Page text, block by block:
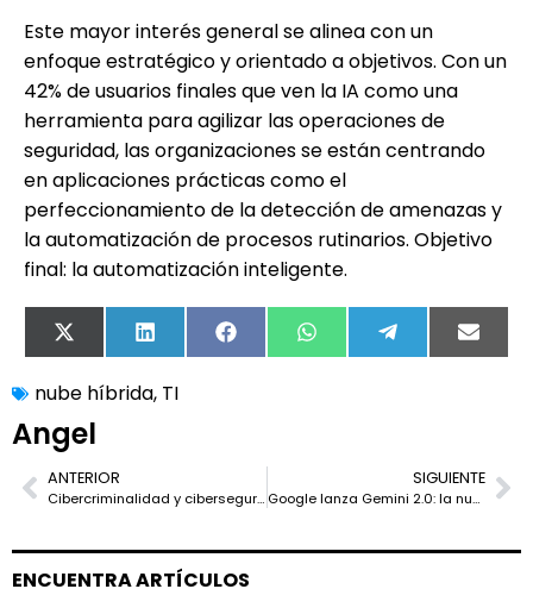
Este mayor interés general se alinea con un
enfoque estratégico y orientado a objetivos. Con un
42% de usuarios finales que ven la IA como una
herramienta para agilizar las operaciones de
seguridad, las organizaciones se están centrando
en aplicaciones prácticas como el
perfeccionamiento de la detección de amenazas y
la automatización de procesos rutinarios. Objetivo
final: la automatización inteligente.
X
(Twitter)
LinkedIn FacebookWhatsApp TelegramEmail
nube híbrida, TI
Angel
ANTERIOR
Cibercriminalidad y ciberseguridad, directamente proporcionales
SIGUIENTE
Google lanza Gemini 2.0: la nueva era de los agentes de Inteligencia Artificial
ENCUENTRA ARTÍCULOS